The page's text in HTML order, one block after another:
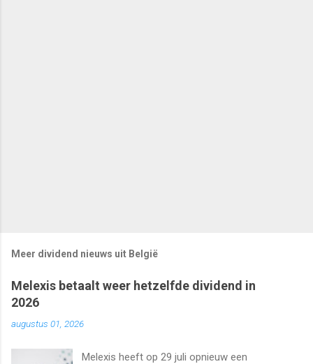
Meer dividend nieuws uit België
Melexis betaalt weer hetzelfde dividend in
2026
augustus 01, 2026
Melexis heeft op 29 juli opnieuw een